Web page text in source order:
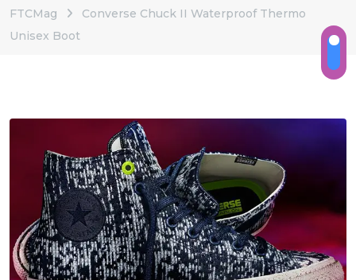
FTCMag
Converse Chuck II Waterproof Thermo
Unisex Boot